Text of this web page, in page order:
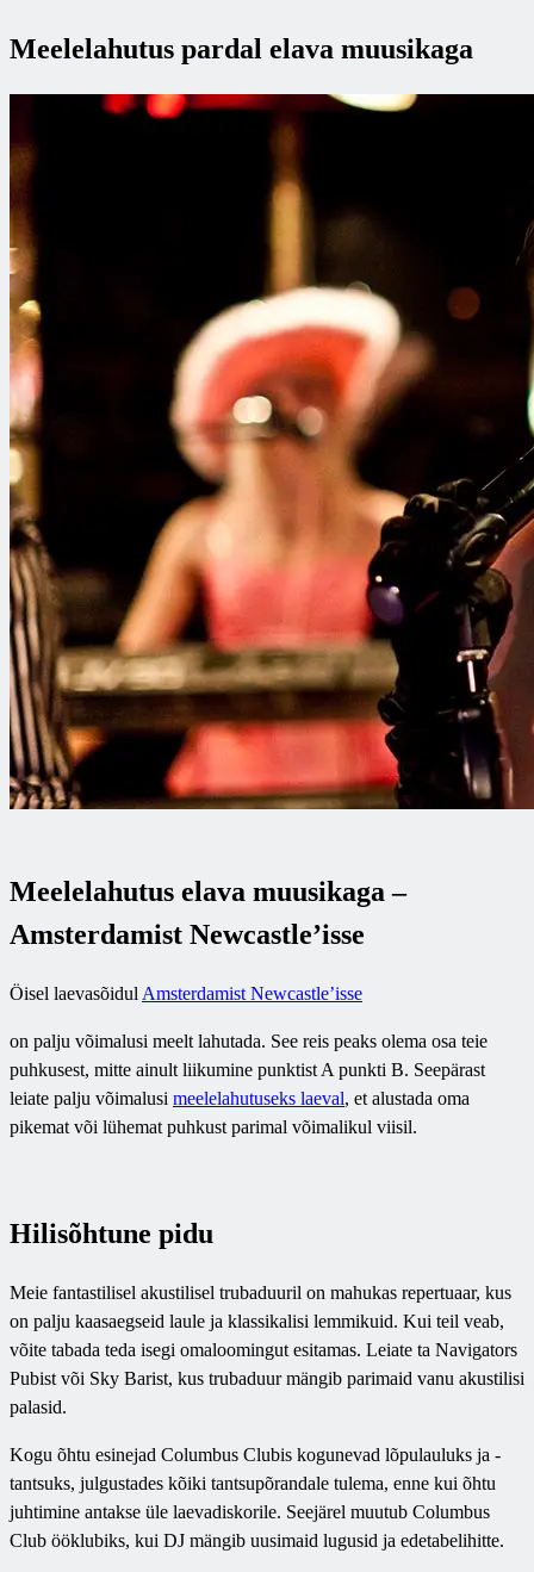
Meelelahutus pardal elava muusikaga
Meelelahutus elava muusikaga –
Amsterdamist Newcastle’isse
Öisel laevasõidul Amsterdamist Newcastle’isse
on palju võimalusi meelt lahutada. See reis peaks olema osa teie
puhkusest, mitte ainult liikumine punktist A punkti B. Seepärast
leiate palju võimalusi meelelahutuseks laeval, et alustada oma
pikemat või lühemat puhkust parimal võimalikul viisil.
Hilisõhtune pidu
Meie fantastilisel akustilisel trubaduuril on mahukas repertuaar, kus
on palju kaasaegseid laule ja klassikalisi lemmikuid. Kui teil veab,
võite tabada teda isegi omaloomingut esitamas. Leiate ta Navigators
Pubist või Sky Barist, kus trubaduur mängib parimaid vanu akustilisi
palasid.
Kogu õhtu esinejad Columbus Clubis kogunevad lõpulauluks ja -
tantsuks, julgustades kõiki tantsupõrandale tulema, enne kui õhtu
juhtimine antakse üle laevadiskorile. Seejärel muutub Columbus
Club ööklubiks, kui DJ mängib uusimaid lugusid ja edetabelihitte.